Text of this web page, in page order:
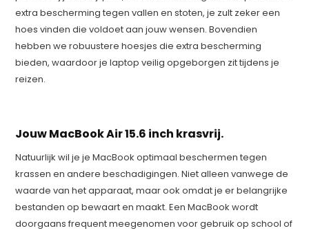
extra bescherming tegen vallen en stoten, je zult zeker een
hoes vinden die voldoet aan jouw wensen. Bovendien
hebben we robuustere hoesjes die extra bescherming
bieden, waardoor je laptop veilig opgeborgen zit tijdens je
reizen.
Jouw MacBook Air 15.6 inch krasvrij.
Natuurlijk wil je je MacBook optimaal beschermen tegen
krassen en andere beschadigingen. Niet alleen vanwege de
waarde van het apparaat, maar ook omdat je er belangrijke
bestanden op bewaart en maakt. Een MacBook wordt
doorgaans frequent meegenomen voor gebruik op school of